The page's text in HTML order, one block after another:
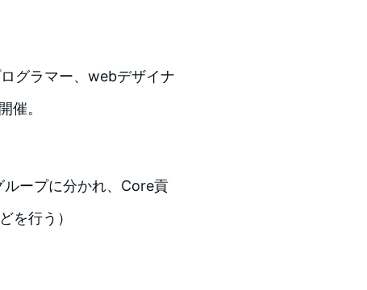
グラマー、webデザイナ
催。
ープに分かれ、Core貢
を行う）